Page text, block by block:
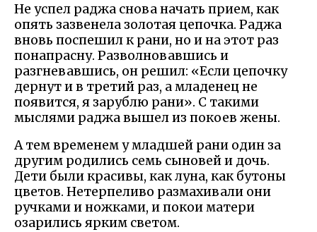
Не успел раджа снова начать прием, как
опять зазвенела золотая цепочка. Раджа
вновь поспешил к рани, но и на этот раз
понапрасну. Разволновавшись и
разгневавшись, он решил: «Если цепочку
дернут и в третий раз, а младенец не
появится, я зарублю рани». С такими
мыслями раджа вышел из покоев жены.
А тем временем у младшей рани один за
другим родились семь сыновей и дочь.
Дети были красивы, как луна, как бутоны
цветов. Нетерпеливо размахивали они
ручками и ножками, и покои матери
озарились ярким светом.